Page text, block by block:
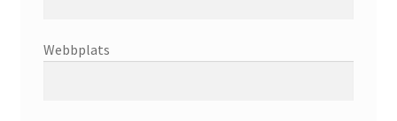
Webbplats